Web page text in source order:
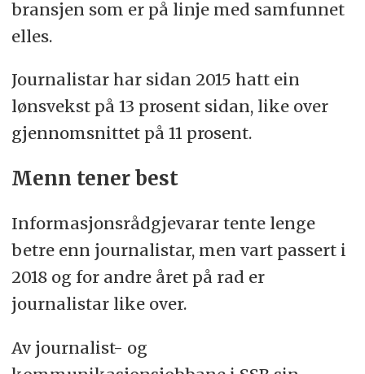
bransjen som er på linje med samfunnet
elles.
Journalistar har sidan 2015 hatt ein
lønsvekst på 13 prosent sidan, like over
gjennomsnittet på 11 prosent.
Menn tener best
Informasjonsrådgjevarar tente lenge
betre enn journalistar, men vart passert i
2018 og for andre året på rad er
journalistar like over.
Av journalist- og